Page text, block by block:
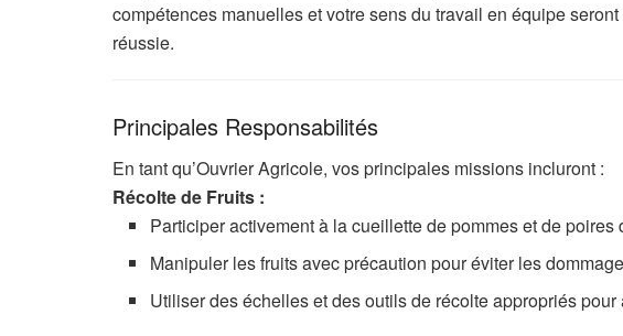
compétences manuelles et votre sens du travail en équipe
réussie.
Principales Responsabilités
En tant qu’Ouvrier Agricole, vos principales missions incluront :
Récolte de Fruits :
Participer activement à la cueillette de pommes et de poires
Manipuler les fruits avec précaution pour éviter les
Utiliser des échelles et des outils de récolte appropriés pour